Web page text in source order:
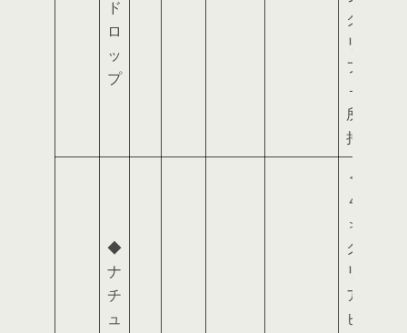
ド
ロ
ッ
プ
ク
リ
フ
＋
所
持
◆
ナ
チ
ュ
＜
４
＞
ク
リ
ア
ヒ